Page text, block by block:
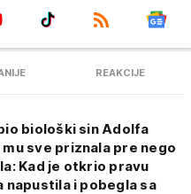
REAKCIJE
biološki sin Adolfa
sve priznala pre nego
Kad je otkrio pravu
napustila i pobegla sa